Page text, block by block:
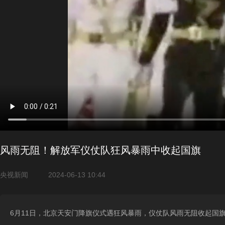
风雨无阻！解放军仪仗队狂风暴雨中收起国旗
央视新闻 2024-06-13 10:44
6月11日，北京天安门降旗仪式遇狂风暴雨，仪仗队风雨无阻收起国